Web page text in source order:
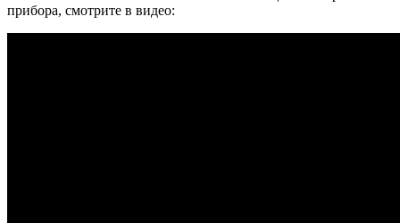
прибора, смотрите в видео: